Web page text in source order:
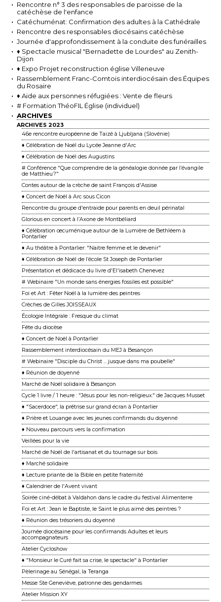
Rencontre n° 3 des responsables de paroisse de la
catéchèse de l'enfance
Catéchuménat: Confirmation des adultes à la Cathédrale
Rencontre des responsables diocésains catéchèse
Journée d'approfondissement à la conduite des funérailles
♦ Spectacle musical "Bernadette de Lourdes" au Zenith-
Dijon
♦ Expo Projet reconstruction église Villeneuve
Rassemblement Franc-Comtois interdiocésain des Équipes
du Rosaire
♦ Aide aux personnes réfugiées : Vente de fleurs
# Formation ThéoFIL Église (individuel)
ARCHIVES
ARCHIVES 2023
46e rencontre européenne de Taizé à Ljubljana (Slovénie)
♦ Célébration de Noël du Lycée Jeanne d'Arc
♦ Célébration de Noël des Augustins
# Conférence "Que comprendre de la généalogie donnée par l’évangile
de Matthieu ?"
Contes autour de la crèche de saint François d'Assise
♦ Concert de Noël à Arc sous Cicon
Rencontre du groupe d'entraide pour parents en deuil périnatal
Glorious en concert à l’Axone de Montbéliard
♦ Célébration œcuménique autour de la Lumière de Bethléem à
Pontarlier
♦ Au théâtre à Pontarlier: "Naitre femme et le devenir"
♦ Célébration de Noël de l’école St Joseph de Pontarlier
Présentation et dédicace du livre d'El'isabeth Chenevez
# Webinaire "Un monde sans énergies fossiles est possible"
Foi et Art : Fêter Noël à la lumière des peintres
Crèches de Gilles JOISSEAUX
Écologie Intégrale : Fresque du climat
Fête du diocèse
♦ Concert de Noël à Pontarlier
Rassemblement interdiocésain du MEJ à Besançon
# Webinaire "Disciple du Christ ... jusque dans ma poubelle"
♦ Réunion de doyenné
Marché de Noël solidaire à Besançon
Cycle 1 livre / 1 heure : "Jésus pour les non-religieux." de Jacques Musset
♦ "Sacerdoce", la prêtrise sur grand écran à Pontarlier
♦ Prière et Louange avec les jeunes confirmands du doyenné
♦ Nouveau parcours vers la confirmation
Veillées pour la vie
Marché de Noël de l'artisanat et du tournage sur bois
♦ Marché solidaire
♦ Lecture priante de la Bible en petite fraternité
♦ Calendrier de l'Avent vivant
Soirée ciné-débat à Valdahon dans le cadre du festival Alimenterre
Foi et Art : Jean le Baptiste, le Saint le plus aimé des peintres ?
♦ Réunion des trésoriers du doyenné
Journée diocésaine pour les confirmands Adultes et leurs
accompagnateurs
Atelier Cycloshow
♦ "Monsieur le Curé fait sa crise, le spectacle" à Pontarlier
Pèlerinage au Sénégal, la Teranga
Messe Ste Geneviève, patronne des gendarmes
Atelier Mission XY